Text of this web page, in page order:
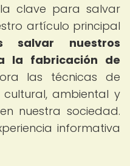
clave para salvar
artículo principal
salvar nuestros
la fabricación de
las técnicas de
ambiental y
nuestra sociedad.
informativa